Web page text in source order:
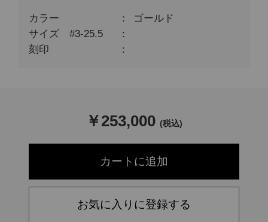
カラー
ゴールド
サイズ #3-25.5
刻印
￥253,000 (税込)
お気に入りに登録する